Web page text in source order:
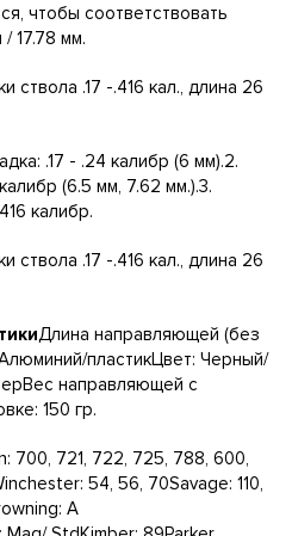
чтобы соответствовать
17.78 мм.
.17 - .24 калибр (6 мм).2.
(6.5 мм, 7.62 мм.).3.
калибр.
Длина направляющей (без
пластикЦвет: Черный/
направляющей с
150 гр.
700, 721, 722, 725, 788, 600,
54, 56, 70Savage: 110,
A